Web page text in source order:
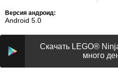
Версия андроид:
Android 5.0
Скачать LEGO®
много